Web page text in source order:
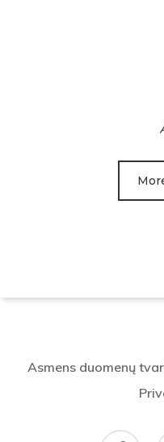
Asmens duomenų
facebook